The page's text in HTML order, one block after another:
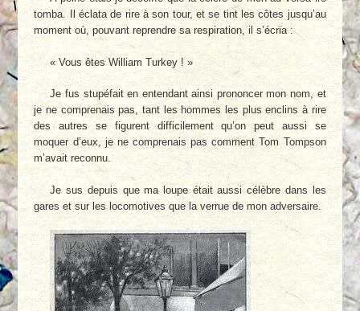
tomba. Il éclata de rire à son tour, et se tint les côtes jusqu’au
moment où, pouvant reprendre sa respiration, il s’écria :
« Vous êtes William Turkey ! »
Je fus stupéfait en entendant ainsi prononcer mon nom, et
je ne comprenais pas, tant les hommes les plus enclins à rire
des autres se figurent difficilement qu’on peut aussi se
moquer d’eux, je ne comprenais pas comment Tom Tompson
m’avait reconnu.
Je sus depuis que ma loupe était aussi célèbre dans les
gares et sur les locomotives que la verrue de mon adversaire.